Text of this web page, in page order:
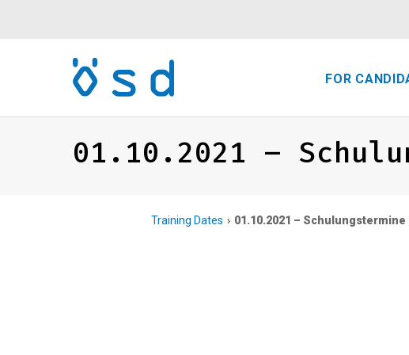
FOR
01.10.2021 –
Training Dates 01.10.2021 – Schulungstermine